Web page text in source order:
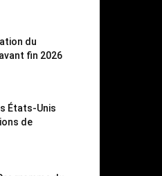
du
fin 2026
États-Unis
de